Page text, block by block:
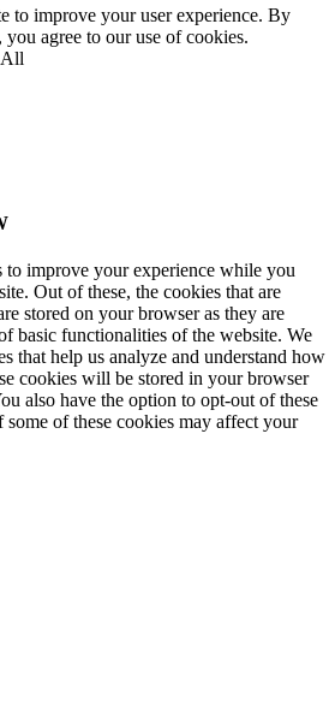
to improve your user experience. By
agree to our use of cookies.
All
to improve your experience while you
Out of these, the cookies that are
stored on your browser as they are
basic functionalities of the website. We
that help us analyze and understand how
cookies will be stored in your browser
also have the option to opt-out of these
of these cookies may affect your